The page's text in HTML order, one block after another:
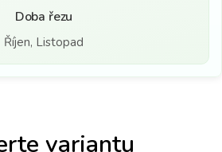
Doba řezu
Říjen, Listopad
variantu